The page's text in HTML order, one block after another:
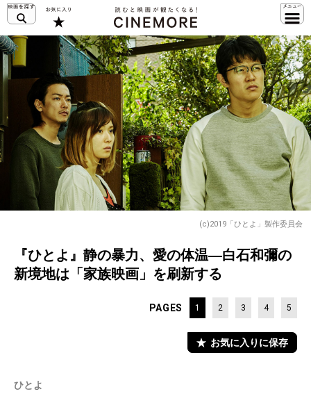
(c)2019「ひとよ」製作委員会
『ひとよ』静の暴力、愛の体温―白石和彌の
新境地は「家族映画」を刷新する
PAGES 1 2 3 4 5
お気に入りに保存
ひとよ